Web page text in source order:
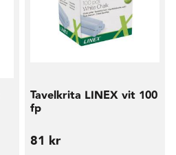
Tavelkrita LINEX vit 100
fp
81 kr